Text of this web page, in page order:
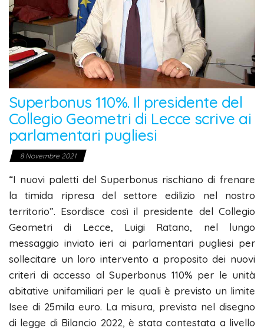
Superbonus 110%. Il presidente del
Collegio Geometri di Lecce scrive ai
parlamentari pugliesi
8 Novembre 2021
“I nuovi paletti del Superbonus rischiano di frenare
la timida ripresa del settore edilizio nel nostro
territorio”. Esordisce così il presidente del Collegio
Geometri di Lecce, Luigi Ratano, nel lungo
messaggio inviato ieri ai parlamentari pugliesi per
sollecitare un loro intervento a proposito dei nuovi
criteri di accesso al Superbonus 110% per le unità
abitative unifamiliari per le quali è previsto un limite
Isee di 25mila euro. La misura, prevista nel disegno
di legge di Bilancio 2022, è stata contestata a livello